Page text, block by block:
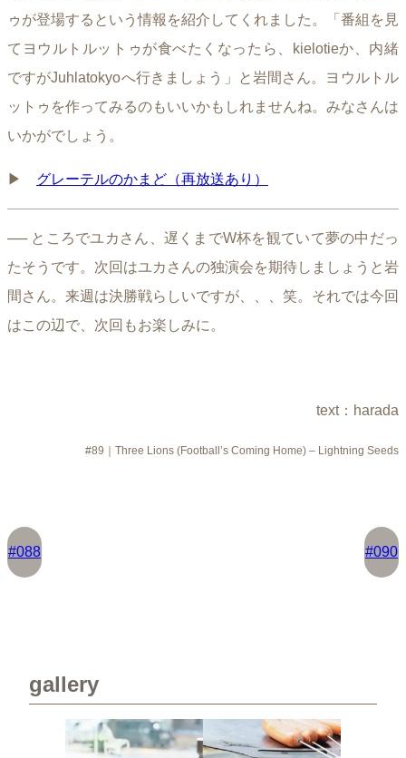
ゥが登場するという情報を紹介してくれました。「番組を見
てヨウルトルットゥが食べたくなったら、kielotieか、内緒
ですがJuhlatokyoへ行きましょう」と岩間さん。ヨウルトル
ットゥを作ってみるのもいいかもしれませんね。みなさんは
いかがでしょう。
▶︎ グレーテルのかまど（再放送あり）
── ところでユカさん、遅くまでW杯を観ていて夢の中だっ
たそうです。次回はユカさんの独演会を期待しましょうと岩
間さん。来週は決勝戦らしいですが、、、笑。それでは今回
はこの辺で、次回もお楽しみに。
text：harada
#89｜Three Lions (Football’s Coming Home) – Lightning Seeds
#088 #090
gallery